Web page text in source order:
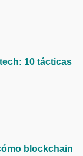
10 tácticas
blockchain